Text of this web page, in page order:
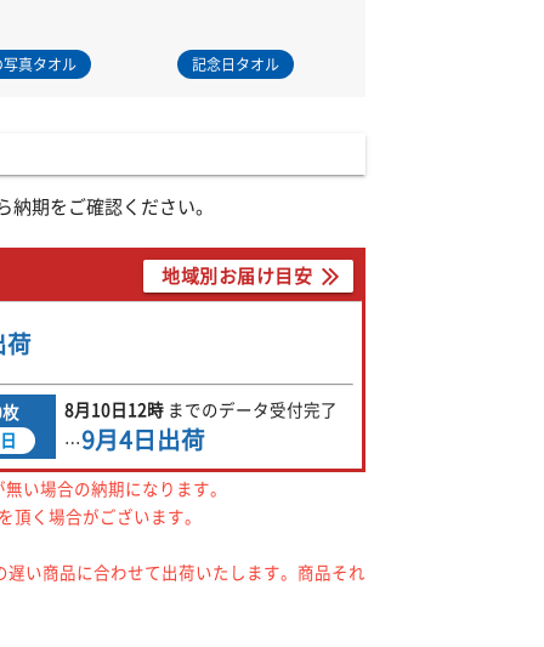
真タオル 記念日タオル
期をご確認ください。
地域別お届け目安
荷
8月10日12時 までのデータ受付完了
…9月4日出荷
い場合の納期になります。
く場合がございます。
い商品に合わせて出荷いたします。商品それ